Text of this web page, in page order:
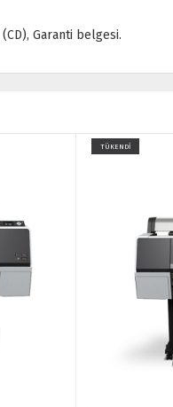
Garanti belgesi.
TÜKENDİ